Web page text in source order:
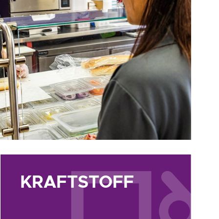
Kraftstoff
KRAFTSTOFF